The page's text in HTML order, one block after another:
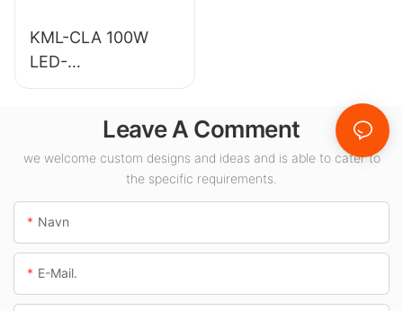
KML-CLA 100W
LED-
baldakinbelysning
områder såsom
tankstationer og
underføringer.
Leave A Comment
we welcome custom designs and ideas and is able to cater to
the specific requirements.
Navn
E-Mail.